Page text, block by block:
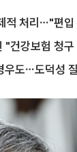
적 처리⋯"편
"건강보험 청
우도⋯도덕성